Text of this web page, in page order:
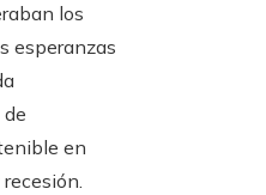
los
esperanzas
en